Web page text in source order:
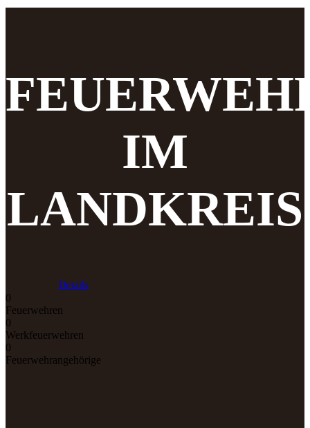
IM
LANDKREIS
Details
0
Feuerwehren
0
Werkfeuerwehren
0
Feuerwehrangehörige